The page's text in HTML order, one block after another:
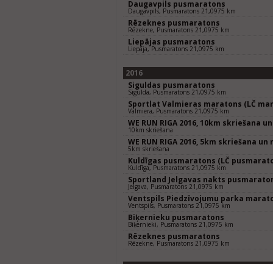
Daugavpils pusmaratons
Daugavpils, Pusmaratons 21,0975 km
Rēzeknes pusmaratons
Rēzekne, Pusmaratons 21,0975 km
Liepājas pusmaratons
Liepāja, Pusmaratons 21,0975 km
2016
Siguldas pusmaratons
Sigulda, Pusmaratons 21,0975 km
Sportlat Valmieras maratons (LČ
Valmiera, Pusmaratons 21,0975 km
WE RUN RIGA 2016, 10km skriešana
10km skriešana
WE RUN RIGA 2016, 5km skriešana un
5km skriešana
Kuldīgas pusmaratons (LČ
Kuldīga, Pusmaratons 21,0975 km
Sportland Jelgavas nakts
Jelgava, Pusmaratons 21,0975 km
Ventspils Piedzīvojumu parka
Ventspils, Pusmaratons 21,0975 km
Biķernieku pusmaratons
Biķernieki, Pusmaratons 21,0975 km
Rēzeknes pusmaratons
Rēzekne, Pusmaratons 21,0975 km